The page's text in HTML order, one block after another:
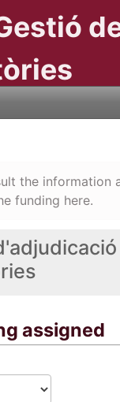
assigned
the information
funding here.